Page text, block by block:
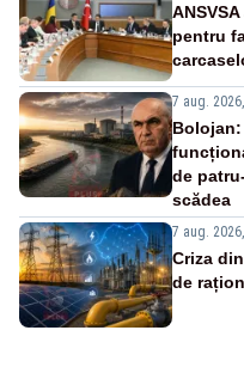
pentru
7 aug.
de
scădea
7 aug.
Criza
de